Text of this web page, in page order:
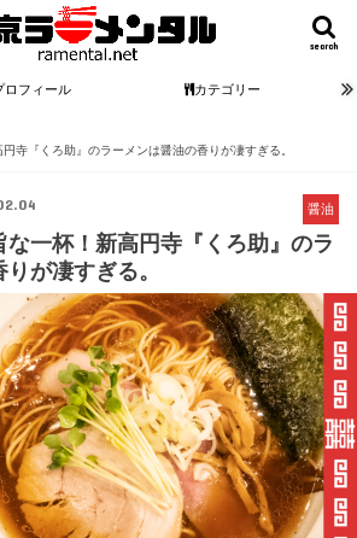
search
ロフィール カテゴリー
寺『くろ助』のラーメンは醤油の香りが凄すぎる。
醤油
一杯！新高円寺『くろ助』のラ
が凄すぎる。